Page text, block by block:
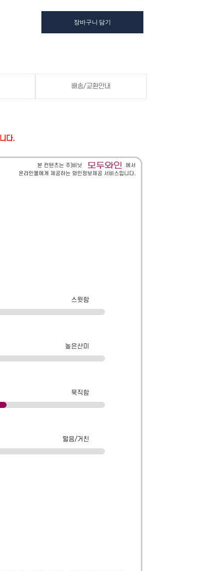
장바구니 담기
배송/교환안내
다.
본 컨텐츠는 주)비닛
에서
온라인몰에게 제공하는 와인정보제공 서비스입니다.
스윗함
높은산미
묵직함
떫음/거친